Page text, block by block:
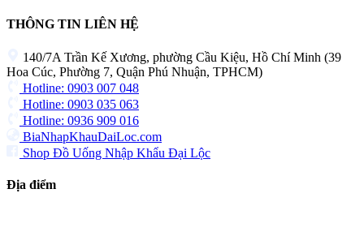
THÔNG TIN LIÊN HỆ
140/7A Trần Kế Xương, phường Cầu Kiệu, Hồ Chí Minh (39
Hoa Cúc, Phường 7, Quận Phú Nhuận, TPHCM)
Hotline: 0903 007 048
Hotline: 0903 035 063
Hotline: 0936 909 016
BiaNhapKhauDaiLoc.com
Shop Đồ Uống Nhập Khẩu Đại Lộc
Địa điểm